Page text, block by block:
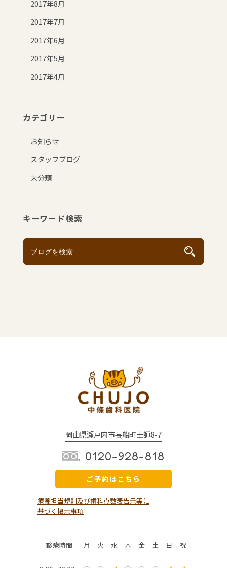
2017年8月
2017年7月
2017年6月
2017年5月
2017年4月
カテゴリー
お知らせ
スタッフブログ
未分類
キーワード検索
岡山県瀬戸内市長船町土師8-7
0120-928-818
ご予約はこちら
診療時間 月 火 水 木 金 土 日 祝
療養担当規則及び歯科点数表告示等に
基づく掲示事項